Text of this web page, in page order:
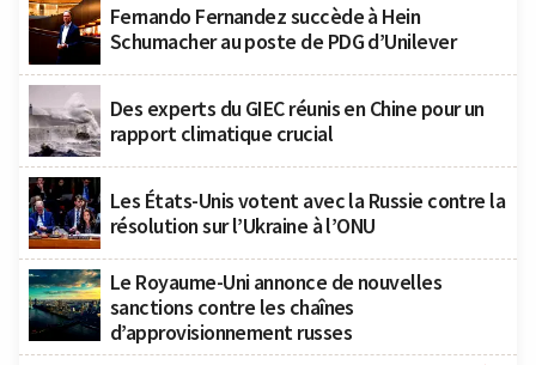
Fernando Fernandez succède à Hein
Schumacher au poste de PDG d’Unilever
Des experts du GIEC réunis en Chine pour un
rapport climatique crucial
Les États-Unis votent avec la Russie contre la
résolution sur l’Ukraine à l’ONU
Le Royaume-Uni annonce de nouvelles
sanctions contre les chaînes
d’approvisionnement russes